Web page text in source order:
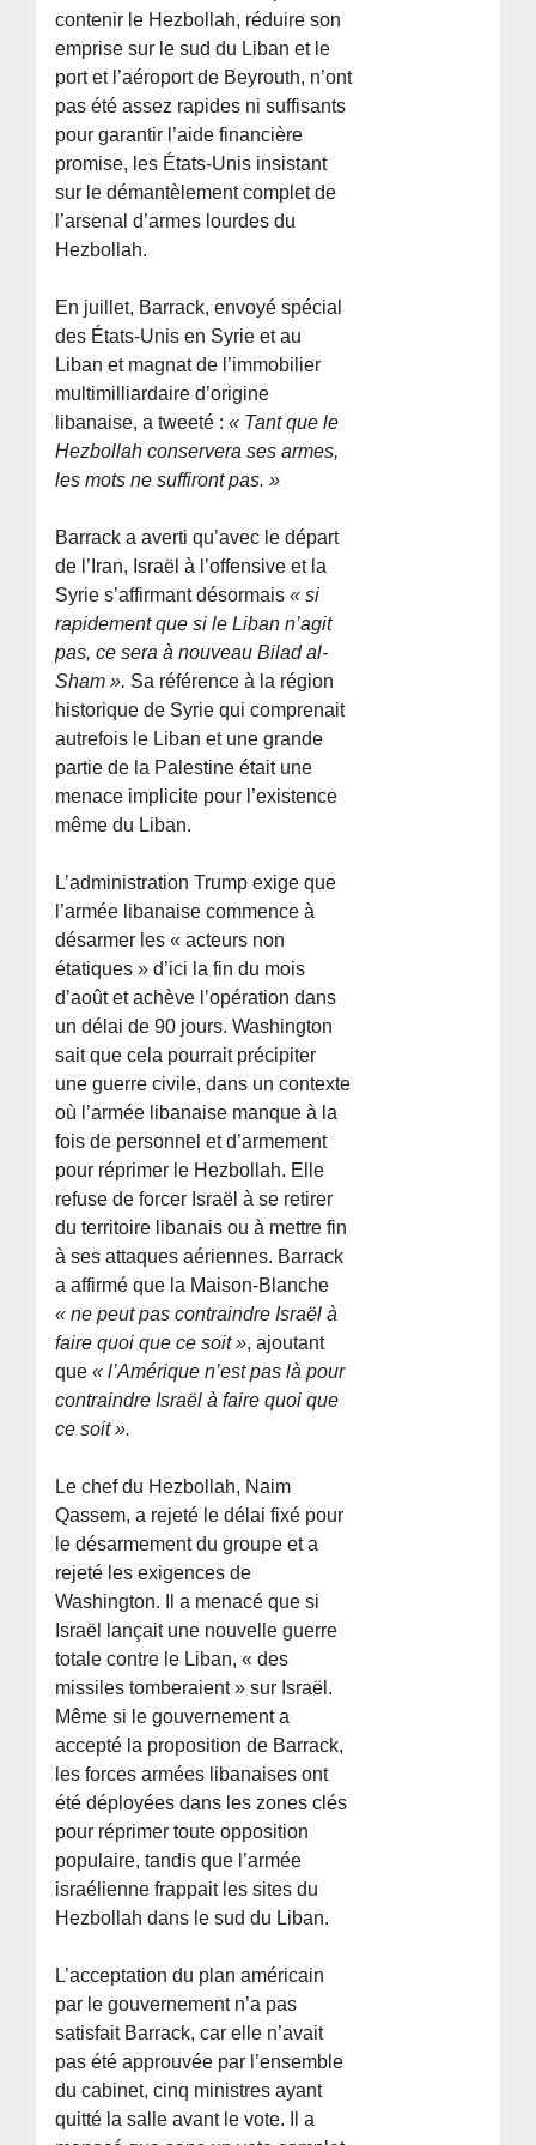
contenir le Hezbollah, réduire son
emprise sur le sud du Liban et le
port et l’aéroport de Beyrouth, n’ont
pas été assez rapides ni suffisants
pour garantir l’aide financière
promise, les États-Unis insistant
sur le démantèlement complet de
l’arsenal d’armes lourdes du
Hezbollah.
En juillet, Barrack, envoyé spécial
des États-Unis en Syrie et au
Liban et magnat de l’immobilier
multimilliardaire d’origine
libanaise, a tweeté :« Tant que le
Hezbollah conservera ses armes,
les mots ne suffiront pas. »
Barrack a averti qu’avec le départ
de l’Iran, Israël à l’offensive et la
Syrie s’affirmant désormais« si
rapidement que si le Liban n’agit
pas, ce sera à nouveau Bilad al-
Sham ». Sa référence à la région
historique de Syrie qui comprenait
autrefois le Liban et une grande
partie de la Palestine était une
menace implicite pour l’existence
même du Liban.
L’administration Trump exige que
l’armée libanaise commence à
désarmer les « acteurs non
étatiques » d’ici la fin du mois
d’août et achève l’opération dans
un délai de 90 jours. Washington
sait que cela pourrait précipiter
une guerre civile, dans un contexte
où l’armée libanaise manque à la
fois de personnel et d’armement
pour réprimer le Hezbollah. Elle
refuse de forcer Israël à se retirer
du territoire libanais ou à mettre fin
à ses attaques aériennes. Barrack
a affirmé que la Maison-Blanche
« ne peut pas contraindre Israël à
faire quoi que ce soit », ajoutant
que« l’Amérique n’est pas là pour
contraindre Israël à faire quoi que
ce soit ».
Le chef du Hezbollah, Naim
Qassem, a rejeté le délai fixé pour
le désarmement du groupe et a
rejeté les exigences de
Washington. Il a menacé que si
Israël lançait une nouvelle guerre
totale contre le Liban, « des
missiles tomberaient » sur Israël.
Même si le gouvernement a
accepté la proposition de Barrack,
les forces armées libanaises ont
été déployées dans les zones clés
pour réprimer toute opposition
populaire, tandis que l’armée
israélienne frappait les sites du
Hezbollah dans le sud du Liban.
L’acceptation du plan américain
par le gouvernement n’a pas
satisfait Barrack, car elle n’avait
pas été approuvée par l’ensemble
du cabinet, cinq ministres ayant
quitté la salle avant le vote. Il a